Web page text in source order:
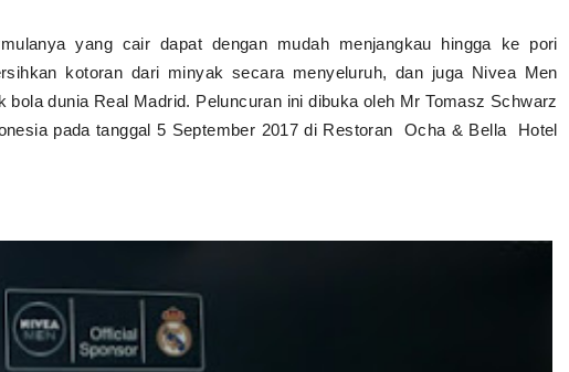
yang cair dapat dengan mudah menjangkau hingga ke pori
kotoran dari minyak secara menyeluruh, dan juga Nivea Men
dunia Real Madrid. Peluncuran ini dibuka oleh Mr Tomasz Schwarz
pada tanggal 5 September 2017 di Restoran Ocha & Bella Hotel